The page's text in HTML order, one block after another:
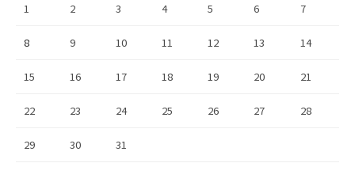
1 2 3 4 5 6 7
8 9 10 11 12 13 14
15 16 17 18 19 20 21
22 23 24 25 26 27 28
29 30 31